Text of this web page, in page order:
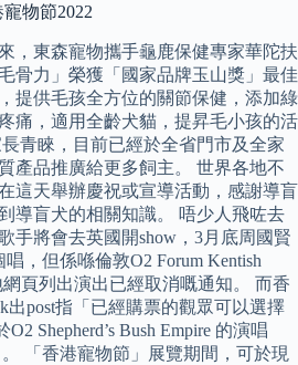
物節2022
，東森寵物攜手龜鹿保健專家華陀扶
骨力」榮獲「國家品牌玉山獎」最佳
提供毛孩全方位的關節保健，添加綠
痛，適用全齡犬貓，提昇毛小孩的活
青睞，目前已經於全省門市及全家
產品推廣給更多飼主。 世界各地不
這天舉辦慶祝或宣導活動，感謝導盲
導盲犬的相關知識。 唔少人飛咗去
手將會去英國開show，3月底周國賢
，但係喺倫敦O2 Forum Kentish
頁列出演出已經取消嘅通知。 而香
出post指「已經購票的觀眾可以選擇
Shepherd’s Bush Empire 的演唱
「香港寵物節」展覽期間，可於現